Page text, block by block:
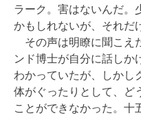
ラーク。害はないんだ。
かもしれないが、それだ
その声は明瞭に聞こえ
ンド博士が自分に話しか
わかっていたが、しかし
体がぐったりとして、ど
ことができなかった。十